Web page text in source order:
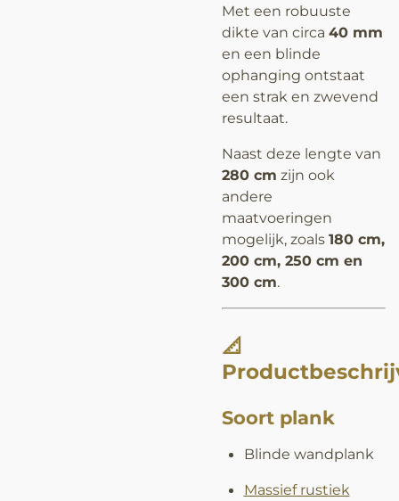
Met een robuuste
dikte van circa 40 mm
en een blinde
ophanging ontstaat
een strak en zwevend
resultaat.
Naast deze lengte van
280 cm zijn ook
andere
maatvoeringen
mogelijk, zoals 180 cm,
200 cm, 250 cm en
300 cm.
📐
Soort plank
Blinde wandplank
Massief rustiek